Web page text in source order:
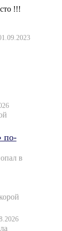
!!!
по-
в